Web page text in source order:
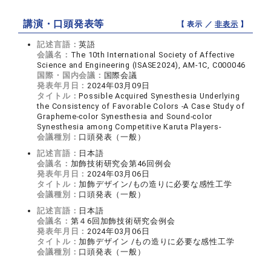
講演・口頭発表等 【 表示 ／非表示 】
記述言語：英語
会議名： The 10th International Society of Affective
Science and Engineering (ISASE2024), AM-1C, C000046
国際・国内会議： 国際会議
発表年月日：2024年03月09日
タイトル：Possible Acquired Synesthesia Underlying
the Consistency of Favorable Colors -A Case Study of
Grapheme-color Synesthesia and Sound-color
Synesthesia among Competitive Karuta Players-
会議種別： 口頭発表（一般）
記述言語： 日本語
会議名： 加飾技術研究会第46回例会
発表年月日：2024年03月06日
タイトル： 加飾デザイン/もの造りに必要な感性工学
会議種別： 口頭発表（一般）
記述言語： 日本語
会議名： 第４6回加飾技術研究会例会
発表年月日：2024年03月06日
タイトル： 加飾デザイン /もの造りに必要な感性工学
会議種別： 口頭発表（一般）